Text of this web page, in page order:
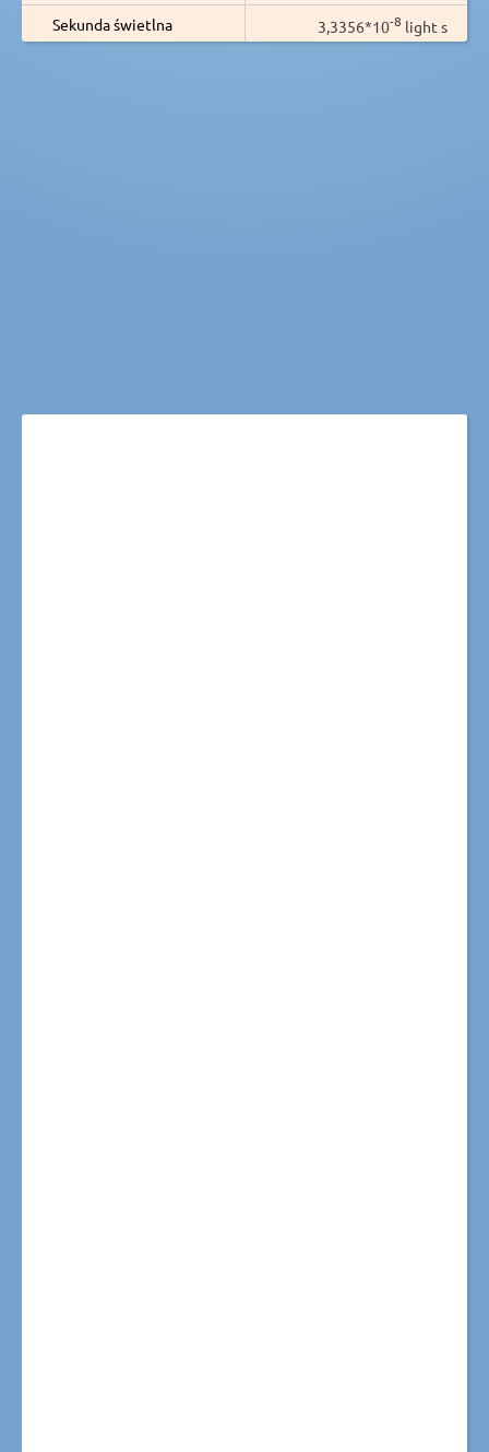
Sekunda świetlna
3,3356*10-8 light s